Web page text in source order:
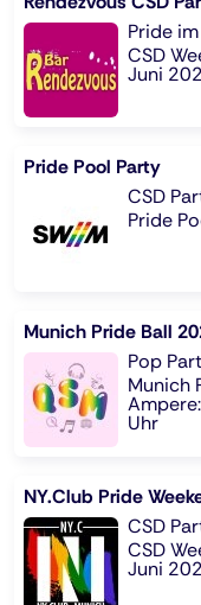
Pride
CSD
Juni
Pride Pool Party
CSD
Pride
Munich Pride Ball
Pop
Munich
Uhr
NY.Club Pride
CSD
CSD
Juni